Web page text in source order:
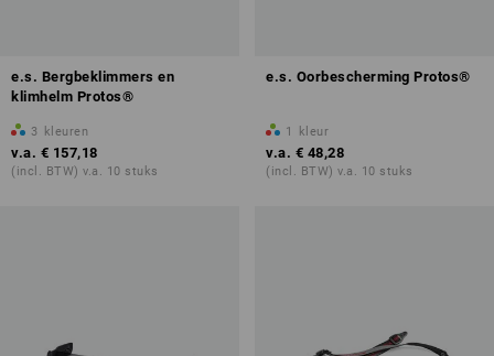
e.s. Bergbeklimmers en
klimhelm Protos®
3 kleuren
v.a. € 157,18
(incl. BTW) v.a. 10 stuks
e.s. Oorbescherming Protos®
1 kleur
v.a. € 48,28
(incl. BTW) v.a. 10 stuks